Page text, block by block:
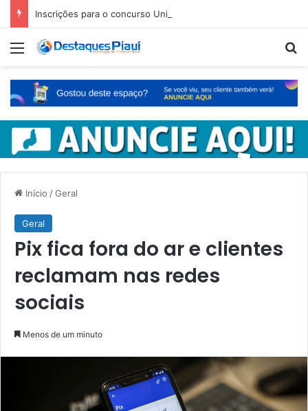
Menu
Início /Geral
Geral
Pix fica fora do ar e clientes
reclamam nas redes
sociais
Menos de um minuto